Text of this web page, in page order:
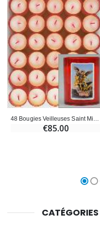
€85.00